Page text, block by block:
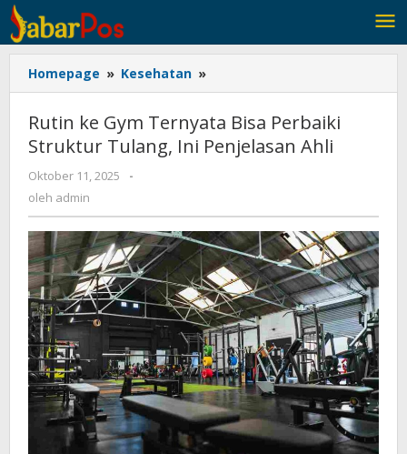
Lewati
ke
konten
Homepage » Kesehatan »
ke
Ternyata
Bisa
Penjelasan
Ahli
Rutin ke Gym Ternyata Bisa Perbaiki
Struktur Tulang, Ini Penjelasan Ahli
Oktober 11, 2025
oleh
-
oleh admin